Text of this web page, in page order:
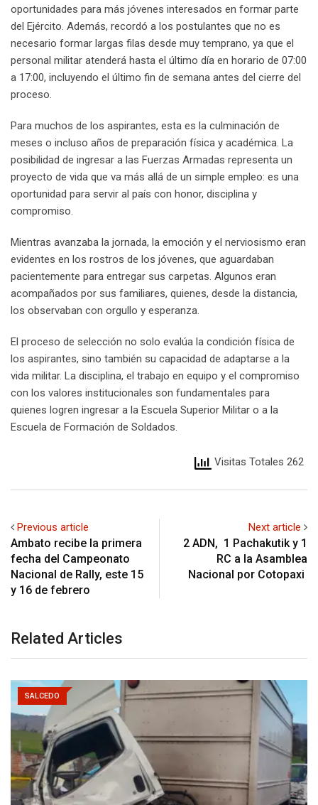
oportunidades para más jóvenes interesados en formar parte
del Ejército. Además, recordó a los postulantes que no es
necesario formar largas filas desde muy temprano, ya que el
personal militar atenderá hasta el último día en horario de 07:00
a 17:00, incluyendo el último fin de semana antes del cierre del
proceso.
Para muchos de los aspirantes, esta es la culminación de
meses o incluso años de preparación física y académica. La
posibilidad de ingresar a las Fuerzas Armadas representa un
proyecto de vida que va más allá de un simple empleo: es una
oportunidad para servir al país con honor, disciplina y
compromiso.
Mientras avanzaba la jornada, la emoción y el nerviosismo eran
evidentes en los rostros de los jóvenes, que aguardaban
pacientemente para entregar sus carpetas. Algunos eran
acompañados por sus familiares, quienes, desde la distancia,
los observaban con orgullo y esperanza.
El proceso de selección no solo evalúa la condición física de
los aspirantes, sino también su capacidad de adaptarse a la
vida militar. La disciplina, el trabajo en equipo y el compromiso
con los valores institucionales son fundamentales para
quienes logren ingresar a la Escuela Superior Militar o a la
Escuela de Formación de Soldados.
Visitas Totales 262
Previous article
Ambato recibe la primera
fecha del Campeonato
Nacional de Rally, este 15
y 16 de febrero
Next article
2 ADN, 1 Pachakutik y 1
RC a la Asamblea
Nacional por Cotopaxi
Related Articles
SALCEDO